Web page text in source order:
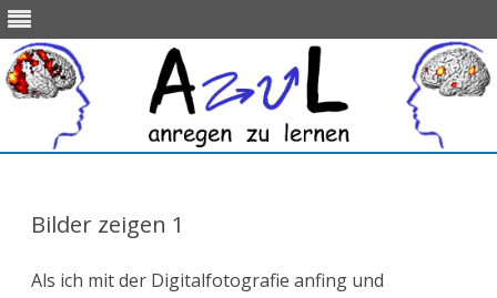
Bilder zeigen 1
Als ich mit der Digitalfotografie anfing und